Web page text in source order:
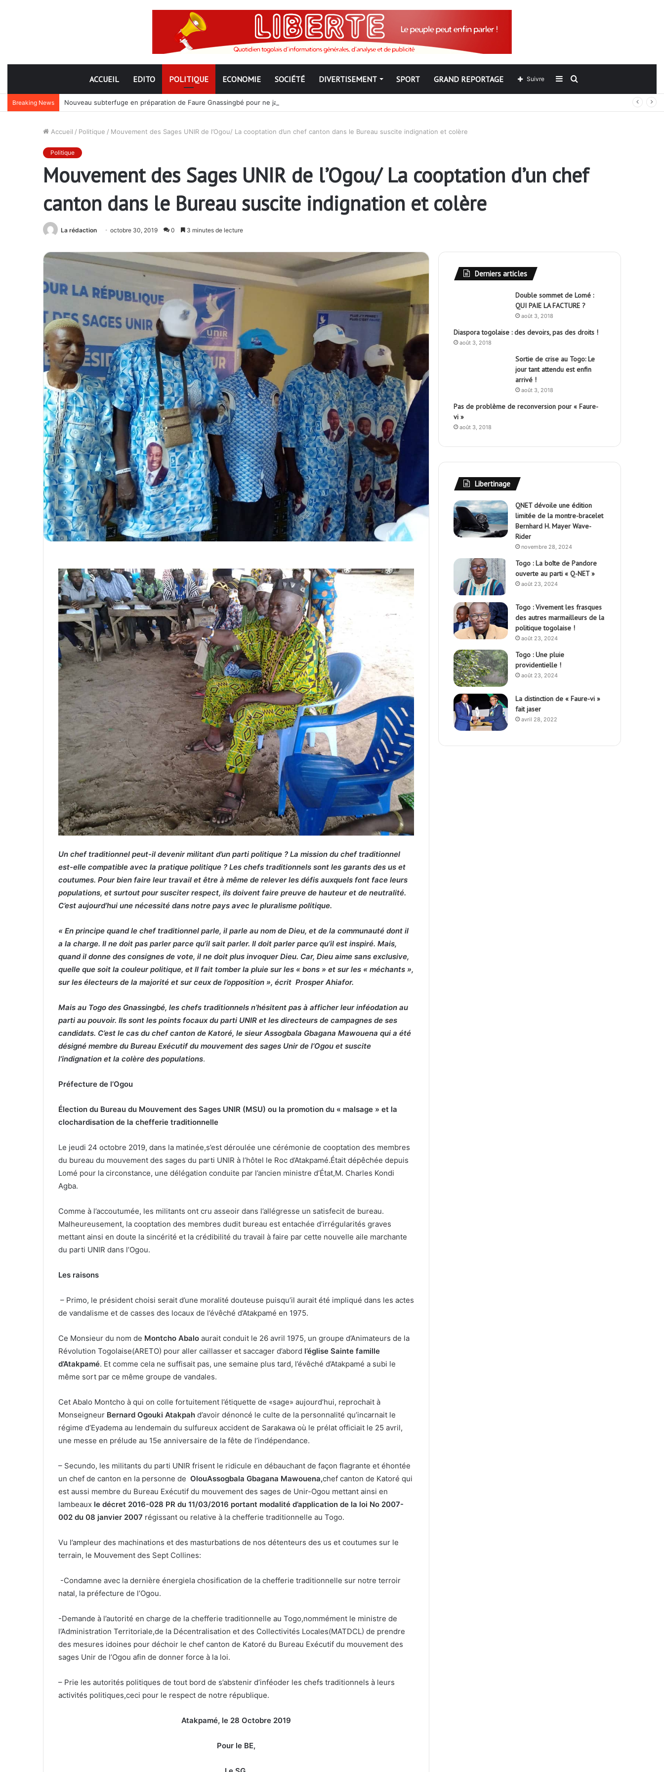
ACCUEIL EDITO POLITIQUE ECONOMIE SOCIÉTÉ DIVERTISEMENT SPORT GRAND REPORTAGE Rechercher
Sidebar
Suivre
Breaking News Nouveau subterfuge en préparation de Faure Gnassingbé pour ne jamais partir ; les Togolais disent non et sont vent debout
Accueil / Politique / Mouvement des Sages UNIR de l’Ogou/ La cooptation d’un chef canton dans le Bureau suscite indignation et colère
Politique
Mouvement des Sages UNIR de l’Ogou/ La cooptation d’un chef
canton dans le Bureau suscite indignation et colère
La rédaction octobre 30, 2019 0 3 minutes de lecture
Un chef traditionnel peut-il devenir militant d’un parti politique ? La mission du chef traditionnel
est-elle compatible avec la pratique politique ? Les chefs traditionnels sont les garants des us et
coutumes. Pour bien faire leur travail et être à même de relever les défis auxquels font face leurs
populations, et surtout pour susciter respect, ils doivent faire preuve de hauteur et de neutralité.
C’est aujourd’hui une nécessité dans notre pays avec le pluralisme politique.
« En principe quand le chef traditionnel parle, il parle au nom de Dieu, et de la communauté dont il
a la charge. Il ne doit pas parler parce qu’il sait parler. Il doit parler parce qu’il est inspiré. Mais,
quand il donne des consignes de vote, il ne doit plus invoquer Dieu. Car, Dieu aime sans exclusive,
quelle que soit la couleur politique, et Il fait tomber la pluie sur les « bons » et sur les « méchants »,
sur les électeurs de la majorité et sur ceux de l’opposition », écrit Prosper Ahiafor.
Mais au Togo des Gnassingbé, les chefs traditionnels n’hésitent pas à afficher leur inféodation au
parti au pouvoir. Ils sont les points focaux du parti UNIR et les directeurs de campagnes de ses
candidats. C’est le cas du chef canton de Katoré, le sieur Assogbala Gbagana Mawouena qui a été
désigné membre du Bureau Exécutif du mouvement des sages Unir de l’Ogou et suscite
l’indignation et la colère des populations.
Préfecture de l’Ogou
Élection du Bureau du Mouvement des Sages UNIR (MSU) ou la promotion du « malsage » et la
clochardisation de la chefferie traditionnelle
Le jeudi 24 octobre 2019, dans la matinée,s’est déroulée une cérémonie de cooptation des membres
du bureau du mouvement des sages du parti UNIR à l’hôtel le Roc d’Atakpamé.Était dépêchée depuis
Lomé pour la circonstance, une délégation conduite par l’ancien ministre d’État,M. Charles Kondi
Agba.
Comme à l’accoutumée, les militants ont cru asseoir dans l’allégresse un satisfecit de bureau.
Malheureusement, la cooptation des membres dudit bureau est entachée d’irrégularités graves
mettant ainsi en doute la sincérité et la crédibilité du travail à faire par cette nouvelle aile marchante
du parti UNIR dans l’Ogou.
Les raisons
– Primo, le président choisi serait d’une moralité douteuse puisqu’il aurait été impliqué dans les actes
de vandalisme et de casses des locaux de l’évêché d’Atakpamé en 1975.
Ce Monsieur du nom de Montcho Abalo aurait conduit le 26 avril 1975, un groupe d’Animateurs de la
Révolution Togolaise(ARETO) pour aller caillasser et saccager d’abord l’église Sainte famille
d’Atakpamé. Et comme cela ne suffisait pas, une semaine plus tard, l’évêché d’Atakpamé a subi le
même sort par ce même groupe de vandales.
Cet Abalo Montcho à qui on colle fortuitement l’étiquette de «sage» aujourd’hui, reprochait à
Monseigneur Bernard Ogouki Atakpah d’avoir dénoncé le culte de la personnalité qu’incarnait le
régime d’Eyadema au lendemain du sulfureux accident de Sarakawa où le prélat officiait le 25 avril,
une messe en prélude au 15e anniversaire de la fête de l’indépendance.
– Secundo, les militants du parti UNIR frisent le ridicule en débauchant de façon flagrante et éhontée
un chef de canton en la personne de OlouAssogbala Gbagana Mawouena,chef canton de Katoré qui
est aussi membre du Bureau Exécutif du mouvement des sages de Unir-Ogou mettant ainsi en
lambeaux le décret 2016-028 PR du 11/03/2016 portant modalité d’application de la loi No 2007-
002 du 08 janvier 2007 régissant ou relative à la chefferie traditionnelle au Togo.
Vu l’ampleur des machinations et des masturbations de nos détenteurs des us et coutumes sur le
terrain, le Mouvement des Sept Collines:
-Condamne avec la dernière énergiela chosification de la chefferie traditionnelle sur notre terroir
natal, la préfecture de l’Ogou.
-Demande à l’autorité en charge de la chefferie traditionnelle au Togo,nommément le ministre de
l’Administration Territoriale,de la Décentralisation et des Collectivités Locales(MATDCL) de prendre
des mesures idoines pour déchoir le chef canton de Katoré du Bureau Exécutif du mouvement des
sages Unir de l’Ogou afin de donner force à la loi.
– Prie les autorités politiques de tout bord de s’abstenir d’inféoder les chefs traditionnels à leurs
activités politiques,ceci pour le respect de notre république.
Atakpamé, le 28 Octobre 2019
Pour le BE,
Derniers articles
Double sommet de Lomé :
QUI PAIE LA FACTURE ?
août 3, 2018
Diaspora togolaise : des devoirs, pas des droits !
août 3, 2018
Sortie de crise au Togo: Le
jour tant attendu est enfin
arrivé !
août 3, 2018
Pas de problème de reconversion pour « Faure-
vi »
août 3, 2018
Libertinage
QNET dévoile une édition
limitée de la montre-bracelet
Bernhard H. Mayer Wave-
Rider
novembre 28, 2024
Togo : La boîte de Pandore
ouverte au parti « Q-NET »
août 23, 2024
Togo : Vivement les frasques
des autres marmailleurs de la
politique togolaise !
août 23, 2024
Togo : Une pluie
providentielle !
août 23, 2024
La distinction de « Faure-vi »
fait jaser
avril 28, 2022